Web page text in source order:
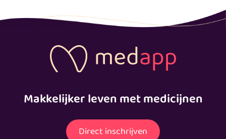
Makkelijker leven met medicijnen
Direct inschrijven